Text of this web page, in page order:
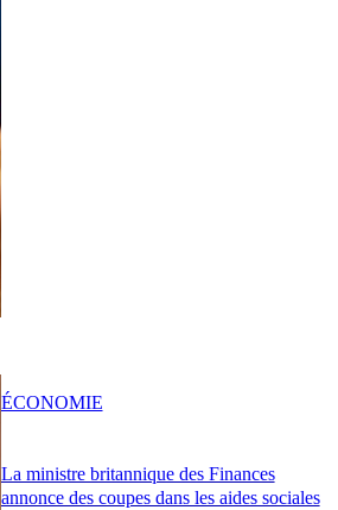
La ministre britannique des Finances
annonce des coupes dans les aides sociales
ÉCONOMIE